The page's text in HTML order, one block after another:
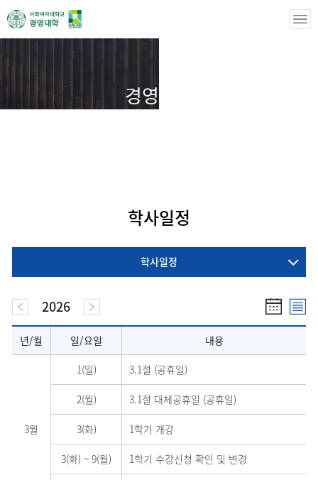
경영학부
학사일정
학사일정
2026
년/월 일/요일 내용
3월
1(일) 3.1절 (공휴일)
2(월) 3.1절 대체공휴일 (공휴일)
3(화) 1학기 개강
3(화) ~ 9(월) 1학기 수강신청 확인 및 변경